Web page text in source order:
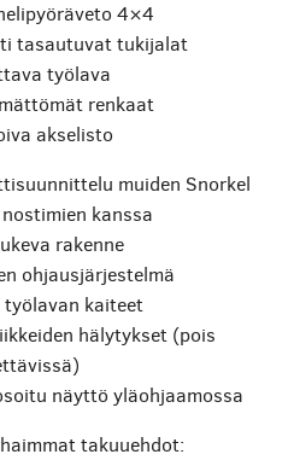
4×4
tasautuvat tukijalat
työlava
renkaat
akselisto
muiden Snorkel
kanssa
rakenne
ohjausjärjestelmä
kaiteet
hälytykset (pois
näyttö yläohjaamossa
takuuehdot: